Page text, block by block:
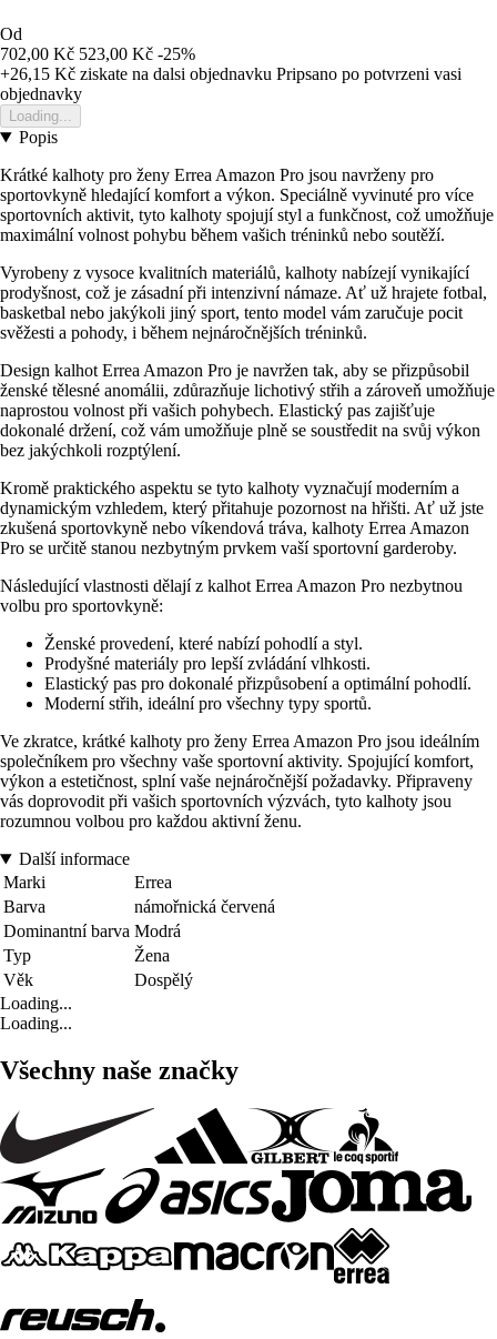
Od
702,00 Kč 523,00 Kč -25%
+26,15 Kč ziskate na dalsi objednavku Pripsano po potvrzeni vasi
objednavky
Loading...
Popis
Krátké kalhoty pro ženy Errea Amazon Pro jsou navrženy pro
sportovkyně hledající komfort a výkon. Speciálně vyvinuté pro více
sportovních aktivit, tyto kalhoty spojují styl a funkčnost, což umožňuje
maximální volnost pohybu během vašich tréninků nebo soutěží.
Vyrobeny z vysoce kvalitních materiálů, kalhoty nabízejí vynikající
prodyšnost, což je zásadní při intenzivní námaze. Ať už hrajete fotbal,
basketbal nebo jakýkoli jiný sport, tento model vám zaručuje pocit
svěžesti a pohody, i během nejnáročnějších tréninků.
Design kalhot Errea Amazon Pro je navržen tak, aby se přizpůsobil
ženské tělesné anomálii, zdůrazňuje lichotivý střih a zároveň umožňuje
naprostou volnost při vašich pohybech. Elastický pas zajišťuje
dokonalé držení, což vám umožňuje plně se soustředit na svůj výkon
bez jakýchkoli rozptýlení.
Kromě praktického aspektu se tyto kalhoty vyznačují moderním a
dynamickým vzhledem, který přitahuje pozornost na hřišti. Ať už jste
zkušená sportovkyně nebo víkendová tráva, kalhoty Errea Amazon
Pro se určitě stanou nezbytným prvkem vaší sportovní garderoby.
Následující vlastnosti dělají z kalhot Errea Amazon Pro nezbytnou
volbu pro sportovkyně:
Ženské provedení, které nabízí pohodlí a styl.
Prodyšné materiály pro lepší zvládání vlhkosti.
Elastický pas pro dokonalé přizpůsobení a optimální pohodlí.
Moderní střih, ideální pro všechny typy sportů.
Ve zkratce, krátké kalhoty pro ženy Errea Amazon Pro jsou ideálním
společníkem pro všechny vaše sportovní aktivity. Spojující komfort,
výkon a estetičnost, splní vaše nejnáročnější požadavky. Připraveny
vás doprovodit při vašich sportovních výzvách, tyto kalhoty jsou
rozumnou volbou pro každou aktivní ženu.
Další informace
Marki
Errea
Barva
námořnická červená
Dominantní barva Modrá
Typ
Žena
Věk
Dospělý
Loading...
Loading...
Všechny naše značky